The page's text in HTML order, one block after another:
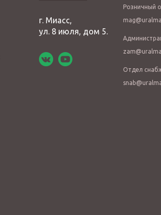
г. Миасс,
ул. 8 июля, дом 5.
Розничный
Отдел